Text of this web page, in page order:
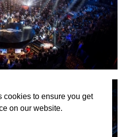
cookies to ensure you get
on our website.